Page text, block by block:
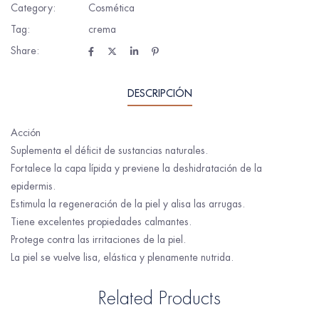
Category:
Cosmética
Tag:
crema
Share:
DESCRIPCIÓN
Acción
Suplementa el déficit de sustancias naturales.
Fortalece la capa lípida y previene la deshidratación de la
epidermis.
Estimula la regeneración de la piel y alisa las arrugas.
Tiene excelentes propiedades calmantes.
Protege contra las irritaciones de la piel.
La piel se vuelve lisa, elástica y plenamente nutrida.
Related Products